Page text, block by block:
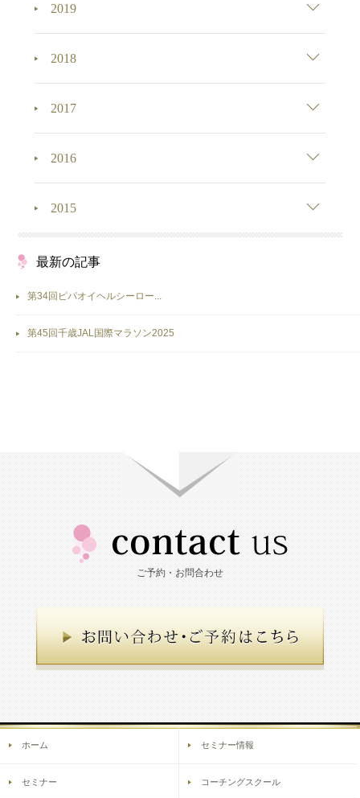
2019
2018
2017
2016
2015
最新の記事
第34回ピパオイヘルシーロー...
第45回千歳JAL国際マラソン2025
ご予約・お問合わせ
ホーム セミナー情報
セミナー コーチングスクール